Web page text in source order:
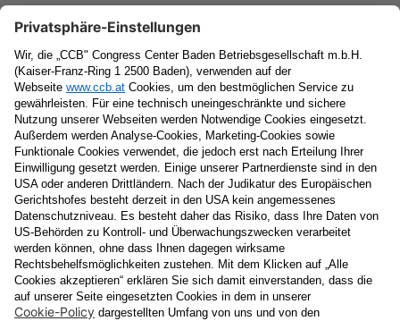
Newsletter
Vorname
Nachname
E-Mail
Datenschutzerklärung
Ja , ich erlaube, dass meine personenbezogenen Daten, nämlich
Name undE-Mail-Adressefür personalisierte Zusendungen per E-
Mail, die Informationen über Events und das
Veranstaltungsprogramm vom Congress Center Baden
enthalten, von der "CCB" Congress Center Baden